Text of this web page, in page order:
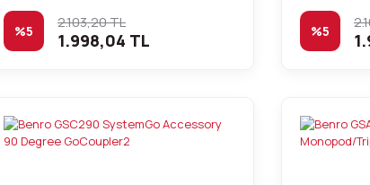
%5 2.103,20 TL
1.998,04 TL %5